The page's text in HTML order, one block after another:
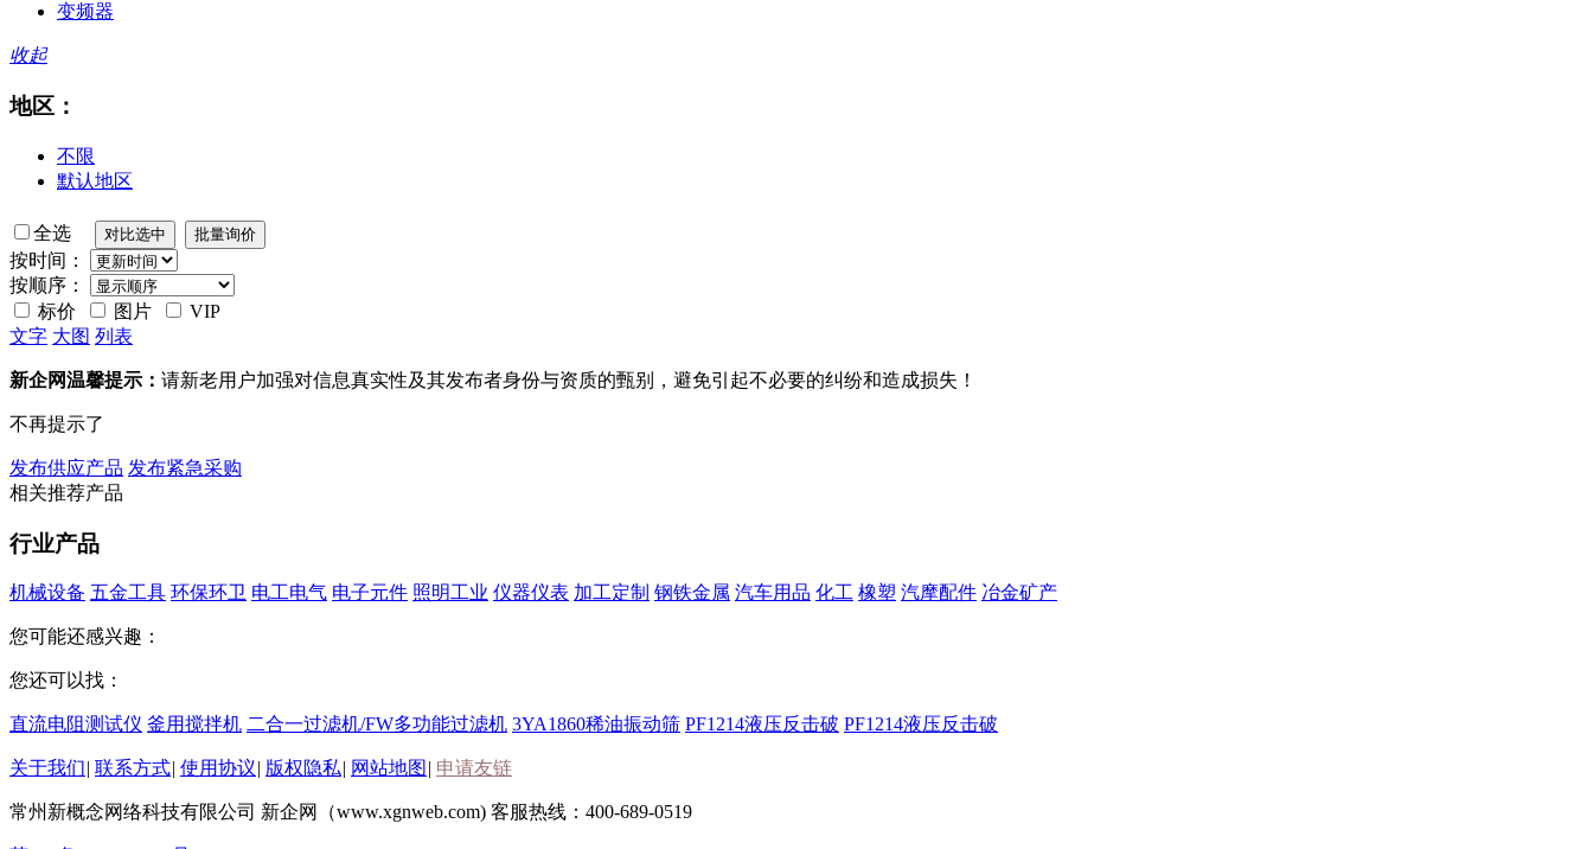
变频器
收起
地区：
不限
默认地区
全选
按时间：
按顺序：
标价
图片
VIP
文字 大图 列表
新企网温馨提示： 请新老用户加强对信息真实性及其发布者身份与资质的甄别，避免引起不必要的纠纷和造成损失！
不再提示了
发布供应产品 发布紧急采购
相关推荐产品
行业产品
机械设备 五金工具 环保环卫 电工电气 电子元件 照明工业 仪器仪表 加工定制 钢铁金属 汽车用品 化工 橡塑 汽摩配件 冶金矿产
您可能还感兴趣：
您还可以找：
直流电阻测试仪 釜用搅拌机 二合一过滤机/FW多功能过滤机 3YA1860稀油振动筛 PF1214液压反击破 PF1214液压反击破
关于我们| 联系方式| 使用协议| 版权隐私| 网站地图 | 申请友链
常州新概念网络科技有限公司 新企网（www.xgnweb.com) 客服热线：400-689-0519